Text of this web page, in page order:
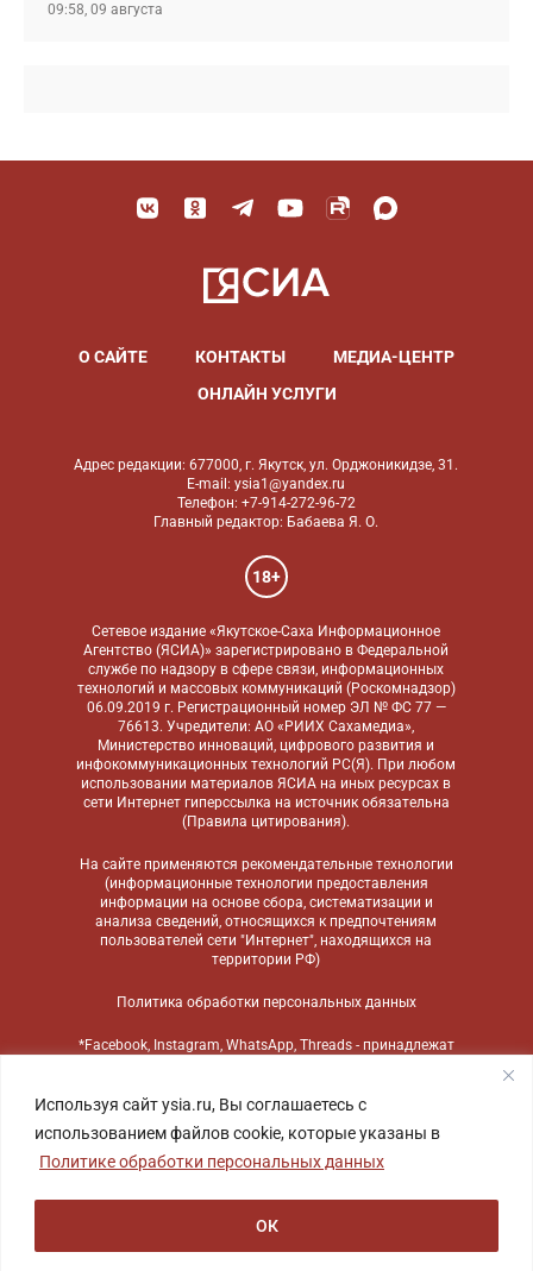
Используя сайт ysia.ru, Вы соглашаетесь с
использованием файлов cookie, которые указаны в
Политике обработки персональных данных
ОК
09:58, 09 августа
О САЙТЕ КОНТАКТЫ
МЕДИА-ЦЕНТР
ОНЛАЙН УСЛУГИ
Адрес редакции: 677000, г. Якутск, ул. Орджоникидзе, 31.
E-mail: ysia1@yandex.ru
Телефон: +7-914-272-96-72
Главный редактор: Бабаева Я. О.
18+
Сетевое издание «Якутское-Саха Информационное
Агентство (ЯСИА)» зарегистрировано в Федеральной
службе по надзору в сфере связи, информационных
технологий и массовых коммуникаций (Роскомнадзор)
06.09.2019 г. Регистрационный номер ЭЛ № ФС 77 —
76613. Учредители: АО «РИИХ Сахамедиа»,
Министерство инноваций, цифрового развития и
инфокоммуникационных технологий РС(Я). При любом
использовании материалов ЯСИА на иных ресурсах в
сети Интернет гиперссылка на источник обязательна
(Правила цитирования).
На сайте применяются рекомендательные технологии
(информационные технологии предоставления
информации на основе сбора, систематизации и
анализа сведений, относящихся к предпочтениям
пользователей сети "Интернет", находящихся на
территории РФ)
Политика обработки персональных данных
*Facebook, Instagram, WhatsApp, Threads - принадлежат